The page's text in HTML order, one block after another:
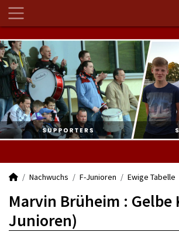
Nachwuchs F-Junioren Ewige Tabelle
Marvin Brüheim : Gelbe
Junioren)